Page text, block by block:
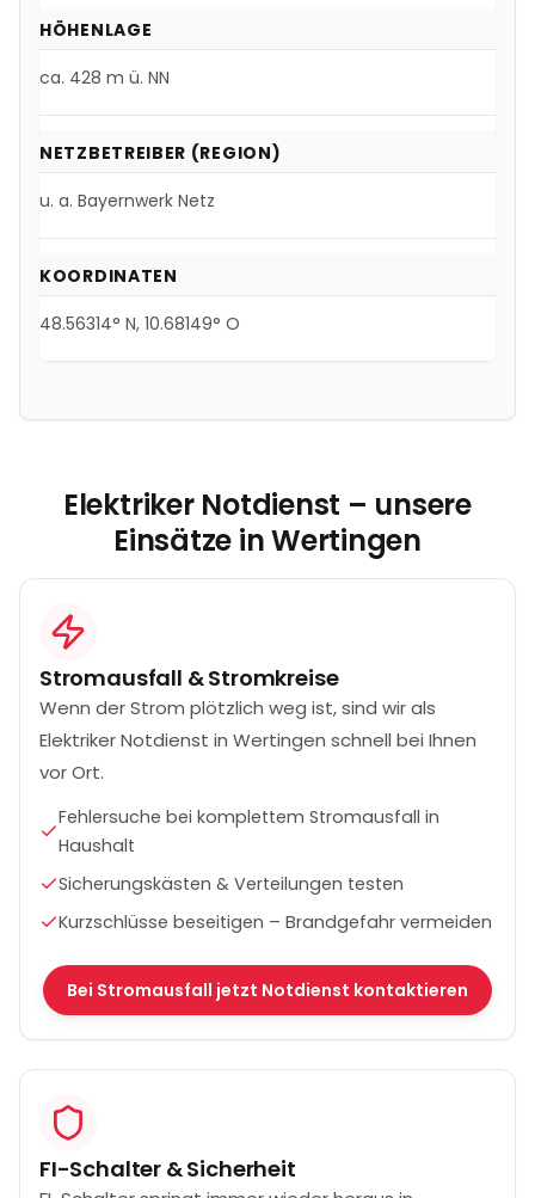
HÖHENLAGE
ca. 428 m ü. NN
NETZBETREIBER (REGION)
u. a. Bayernwerk Netz
KOORDINATEN
48.56314° N, 10.68149° O
Elektriker Notdienst – unsere
Einsätze inWertingen
Stromausfall & Stromkreise
Wenn der Strom plötzlich weg ist, sind wir als
Elektriker Notdienst in Wertingen schnell bei Ihnen
vor Ort.
Fehlersuche bei komplettem Stromausfall in
Haushalt
Sicherungskästen & Verteilungen testen
Kurzschlüsse beseitigen – Brandgefahr vermeiden
Bei Stromausfall jetzt Notdienst kontaktieren
FI-Schalter & Sicherheit